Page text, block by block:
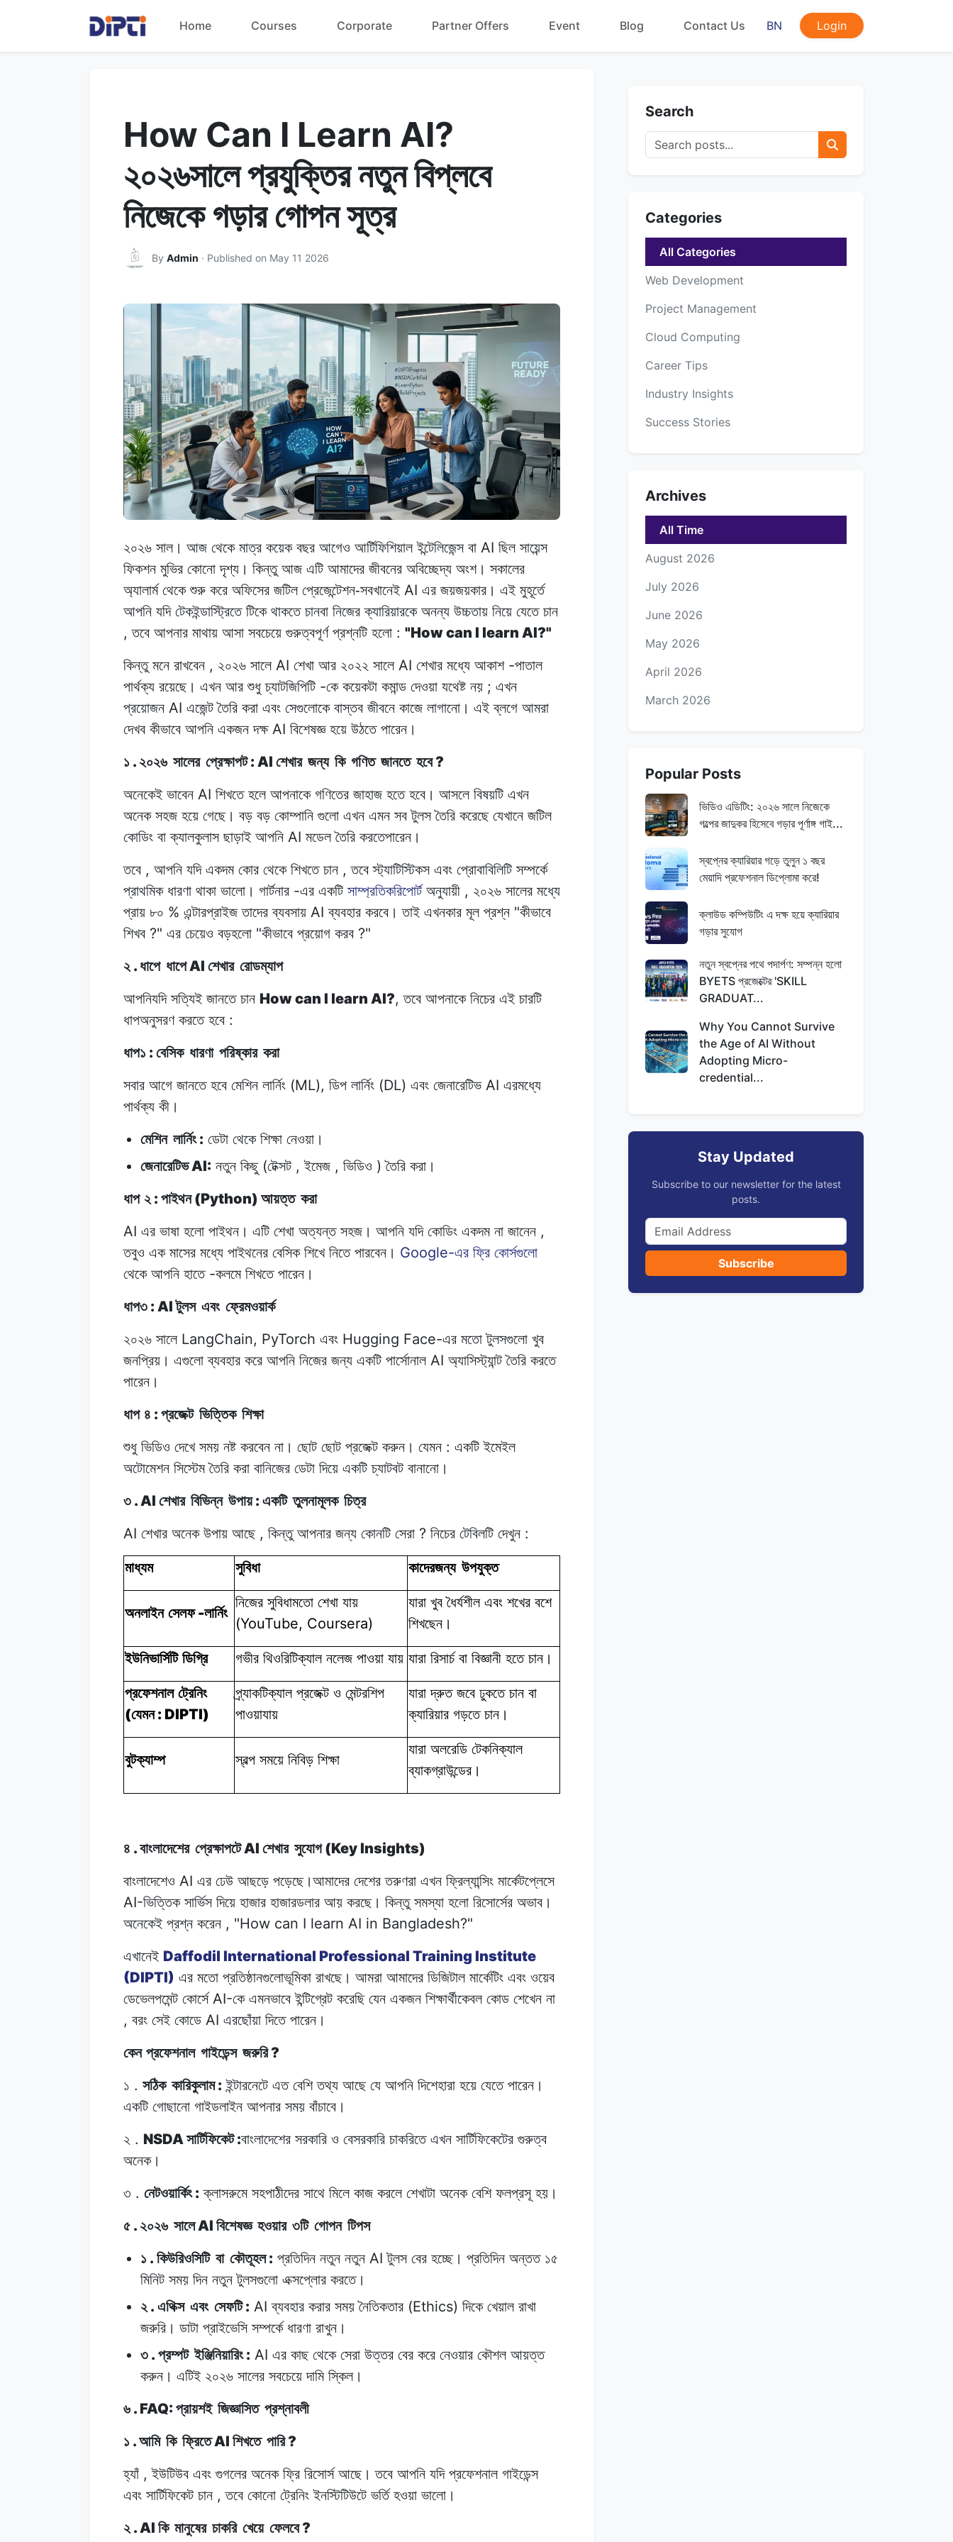
Home Courses Corporate Partner Offers Event Blog Contact Us BN Login
How Can I Learn AI?
২০২৬সালে প্রযুক্তির নতুন বিপ্লবে
নিজেকে গড়ার গোপন সূত্র
By Admin · Published on May 11 2026
২০২৬ সাল। আজ থেকে মাত্র কয়েক বছর আগেও আর্টিফিশিয়াল ইন্টেলিজেন্স বা AI ছিল সায়েন্স
ফিকশন মুভির কোনো দৃশ্য। কিন্তু আজ এটি আমাদের জীবনের অবিচ্ছেদ্য অংশ। সকালের
অ্যালার্ম থেকে শুরু করে অফিসের জটিল প্রেজেন্টেশন-সবখানেইAI এর জয়জয়কার। এই মুহূর্তে
আপনি যদি টেকইন্ডাস্ট্রিতে টিকে থাকতে চানবা নিজের ক্যারিয়ারকে অনন্য উচ্চতায় নিয়ে যেতে চান
,তবে আপনার মাথায় আসা সবচেয়ে গুরুত্বপূর্ণ প্রশ্নটি হলো : "How can I learn AI?"
কিন্তু মনে রাখবেন , ২০২৬ সালেAI শেখা আর ২০২২ সালেAI শেখার মধ্যে আকাশ-পাতাল
পার্থক্য রয়েছে। এখন আর শুধু চ্যাটজিপিটি -কে কয়েকটা কমান্ড দেওয়া যথেষ্ট নয় ; এখন
প্রয়োজন AI এজেন্ট তৈরি করা এবং সেগুলোকে বাস্তব জীবনে কাজে লাগানো। এই ব্লগে আমরা
দেখব কীভাবে আপনি একজন দক্ষAI বিশেষজ্ঞ হয়ে উঠতে পারেন।
১ . ২০২৬ সালের প্রেক্ষাপট: AI শেখার জন্য কি গণিত জানতে হবে?
অনেকেই ভাবেন AI শিখতে হলে আপনাকে গণিতের জাহাজ হতে হবে। আসলে বিষয়টি এখন
অনেক সহজ হয়ে গেছে। বড় বড় কোম্পানি গুলো এখন এমন সব টুলস তৈরি করেছে যেখানে জটিল
কোডিং বা ক্যালকুলাস ছাড়াই আপনি AI মডেল তৈরি করতেপারেন।
তবে , আপনি যদি একদম কোর থেকে শিখতে চান ,তবে স্ট্যাটিস্টিকস এবং প্রোবাবিলিটি সম্পর্কে
প্রাথমিক ধারণা থাকা ভালো। গার্টনার -এর একটি সাম্প্রতিকরিপোর্ট অনুযায়ী , ২০২৬ সালের মধ্যে
প্রায় ৮০ % এন্টারপ্রাইজ তাদের ব্যবসায় AIব্যবহার করবে। তাই এখনকার মূল প্রশ্ন "কীভাবে
শিখব ?" এর চেয়েও বড়হলো "কীভাবে প্রয়োগ করব ?"
২. ধাপে ধাপেAI শেখার রোডম্যাপ
আপনিযদি সত্যিই জানতে চান How can I learn AI?,তবে আপনাকে নিচের এই চারটি
ধাপঅনুসরণ করতে হবে :
ধাপ১ : বেসিক ধারণা পরিষ্কার করা
সবার আগে জানতে হবে মেশিন লার্নিং (ML), ডিপ লার্নিং (DL) এবং জেনারেটিভAI এরমধ্যে
পার্থক্য কী।
মেশিন লার্নিং: ডেটা থেকে শিক্ষা নেওয়া।
জেনারেটিভAI: নতুন কিছু(টেক্সট ,ইমেজ , ভিডিও )তৈরি করা।
ধাপ ২: পাইথন(Python) আয়ত্ত করা
AI এর ভাষা হলো পাইথন। এটি শেখা অত্যন্ত সহজ। আপনি যদি কোডিং একদম না জানেন ,
তবুও এক মাসের মধ্যে পাইথনের বেসিক শিখে নিতে পারবেন। Google-এর ফ্রি কোর্সগুলো
থেকে আপনি হাতে-কলমে শিখতে পারেন।
ধাপ৩ : AIটুলস এবং ফ্রেমওয়ার্ক
২০২৬ সালেLangChain, PyTorch এবং Hugging Face-এর মতো টুলসগুলো খুব
জনপ্রিয়। এগুলো ব্যবহার করে আপনি নিজের জন্য একটি পার্সোনালAI অ্যাসিস্ট্যান্ট তৈরি করতে
পারেন।
ধাপ ৪ : প্রজেক্ট ভিত্তিক শিক্ষা
শুধু ভিডিও দেখে সময় নষ্ট করবেন না। ছোট ছোট প্রজেক্ট করুন। যেমন : একটি ইমেইল
অটোমেশন সিস্টেম তৈরি করা বানিজের ডেটা দিয়ে একটি চ্যাটবট বানানো।
৩ . AI শেখার বিভিন্ন উপায়: একটি তুলনামূলক চিত্র
AI শেখার অনেক উপায় আছে, কিন্তু আপনার জন্য কোনটি সেরা ? নিচের টেবিলটি দেখুন :
মাধ্যম সুবিধা কাদেরজন্য উপযুক্ত
অনলাইন সেলফ-লার্নিং
নিজের সুবিধামতো শেখা যায়
(YouTube, Coursera)
যারা খুব ধৈর্যশীল এবং শখের বশে
শিখছেন।
ইউনিভার্সিটি ডিগ্রি গভীর থিওরিটিক্যাল নলেজ পাওয়া যায় যারা রিসার্চ বা বিজ্ঞানী হতে চান।
প্রফেশনাল ট্রেনিং
(যেমন: DIPTI)
প্র্যাকটিক্যাল প্রজেক্ট ও মেন্টরশিপ
পাওয়াযায়
যারা দ্রুত জবে ঢুকতে চান বা
ক্যারিয়ার গড়তে চান।
বুটক্যাম্প স্বল্প সময়ে নিবিড় শিক্ষা
যারা অলরেডি টেকনিক্যাল
ব্যাকগ্রাউন্ডের।
৪ .বাংলাদেশের প্রেক্ষাপটেAI শেখার সুযোগ(Key Insights)
বাংলাদেশেও AI এর ঢেউ আছড়ে পড়েছে।আমাদের দেশের তরুণরা এখন ফ্রিল্যান্সিং মার্কেটপ্লেসে
AI-ভিত্তিক সার্ভিস দিয়ে হাজার হাজারডলার আয় করছে। কিন্তু সমস্যা হলো রিসোর্সের অভাব।
অনেকেই প্রশ্ন করেন , "How can I learn AI in Bangladesh?"
এখানেই Daffodil International Professional Training Institute
(DIPTI) এর মতো প্রতিষ্ঠানগুলোভূমিকা রাখছে। আমরা আমাদের ডিজিটাল মার্কেটিং এবং ওয়েব
ডেভেলপমেন্ট কোর্সেAI-কে এমনভাবে ইন্টিগ্রেট করেছি যেন একজন শিক্ষার্থীকেবল কোড শেখেন না
, বরং সেই কোডে AI এরছোঁয়া দিতে পারেন।
কেন প্রফেশনাল গাইডেন্স জরুরি?
১ . সঠিক কারিকুলাম: ইন্টারনেটে এত বেশি তথ্য আছে যে আপনি দিশেহারা হয়ে যেতে পারেন।
একটি গোছানো গাইডলাইন আপনার সময় বাঁচাবে।
২ . NSDAসার্টিফিকেট:বাংলাদেশের সরকারি ও বেসরকারি চাকরিতে এখন সার্টিফিকেটের গুরুত্ব
অনেক।
৩ . নেটওয়ার্কিং: ক্লাসরুমে সহপাঠীদের সাথে মিলে কাজ করলে শেখাটা অনেক বেশি ফলপ্রসূ হয়।
৫ . ২০২৬ সালেAI বিশেষজ্ঞ হওয়ার ৩টি গোপন টিপস
১ . কিউরিওসিটি বা কৌতূহল: প্রতিদিন নতুন নতুন AIটুলস বের হচ্ছে। প্রতিদিন অন্তত ১৫
মিনিট সময় দিন নতুন টুলসগুলো এক্সপ্লোর করতে।
২. এথিক্স এবং সেফটি: AIব্যবহার করার সময় নৈতিকতার (Ethics) দিকে খেয়াল রাখা
জরুরি। ডাটা প্রাইভেসি সম্পর্কে ধারণা রাখুন।
৩ . প্রম্পট ইঞ্জিনিয়ারিং: AI এর কাছ থেকে সেরা উত্তর বের করে নেওয়ার কৌশল আয়ত্ত
করুন। এটিই ২০২৬ সালের সবচেয়ে দামি স্কিল।
৬. FAQ: প্রায়শই জিজ্ঞাসিত প্রশ্নাবলী
১ .আমি কি ফ্রিতেAI শিখতে পারি?
হ্যাঁ ,ইউটিউব এবং গুগলের অনেক ফ্রি রিসোর্স আছে। তবে আপনি যদি প্রফেশনাল গাইডেন্স
এবং সার্টিফিকেট চান ,তবে কোনো ট্রেনিং ইনস্টিটিউটে ভর্তি হওয়া ভালো।
২. AI কি মানুষের চাকরি খেয়ে ফেলবে?
Search
Categories
All Categories
Web Development
Project Management
Cloud Computing
Career Tips
Industry Insights
Success Stories
Archives
All Time
August 2026
July 2026
June 2026
May 2026
April 2026
March 2026
Popular Posts
ভিডিও এডিটিং: ২০২৬ সালে নিজেকে
গল্পের জাদুকর হিসেবে গড়ার পূর্ণাঙ্গ গাই...
স্বপ্নের ক্যারিয়ার গড়ে তুলুন ১ বছর
মেয়াদি প্রফেশনাল ডিপ্লোমা করে!
ক্লাউড কম্পিউটিং এ দক্ষ হয়ে ক্যারিয়ার
গড়ার সুযোগ
নতুন স্বপ্নের পথে পদার্পণ: সম্পন্ন হলো
BYETS প্রজেক্টের 'SKILL
GRADUAT...
Why You Cannot Survive
the Age of AI Without
Adopting Micro-
credential...
Stay Updated
Subscribe to our newsletter for the latest
posts.
Subscribe